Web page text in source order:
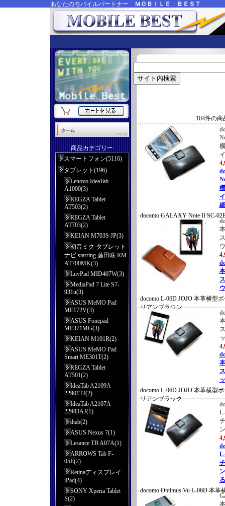
あなたのモバイルパートナー ＭＯＢＩＬＥ ＢＥＳＴ
104件の
docomo GALAXY Note II SC-
ース イタリアンレザー
docomo L-06D JOJO 本革横型
リアンブラウン
docomo L-06D JOJO 本革横型
リアンブラック
docomo Optimus Vu L-06D 本
イタリアンブラック
商品カテゴリー
スマートフォン(5116)
タブレット(196)
Lenovo IdeaTab
A1000(3)
REGZA Tablet
AT503(2)
REGZA Tablet
AT703(2)
KEIAN M703S JP(3)
初音ミク タブレット
ナビ starring 藤田咲 RM-
AT700MK(3)
LuvPad MID407W(3)
MediaPad 7 Lite S7-
931u(3)
ASUS MeMO Pad
ME172V(3)
ASUS Fonepad
ME371MG(3)
KEIAN M101R(2)
ASUS MeMO Pad
Smart ME301T(2)
REGZA Tablet
AT501(2)
IdeaTab A2109A
22901TJ(2)
IdeaTab A2107A
22983AJ(1)
dtab(2)
ASUS Nexus 7(1)
Lesance TB A07A(1)
ARROWS Tab F-
05E(2)
Retinaディスプレイ
iPad(4)
SONY Xperia Tablet
S(2)